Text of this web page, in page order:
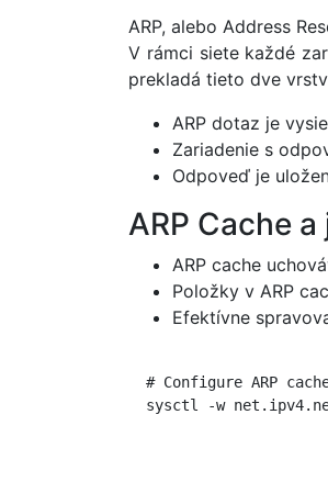
ARP, alebo Address
V rámci siete každé
prekladá tieto dve
ARP dotaz je
Zariadenie s
Odpoveď je
ARP Cache
ARP cache
Položky v ARP
Efektívne
# Configure ARP
sysctl -w